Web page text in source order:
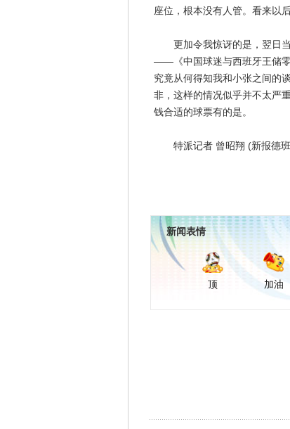
座位，根本没有人管。看来以
更加令我惊讶的是，翌日当
——《中国球迷与西班牙王储
究竟从何得知我和小张之间的
非，这样的情况似乎并不太严
钱合适的球票有的是。
特派记者 曾昭翔 (新报德班
新闻表情
顶 加油